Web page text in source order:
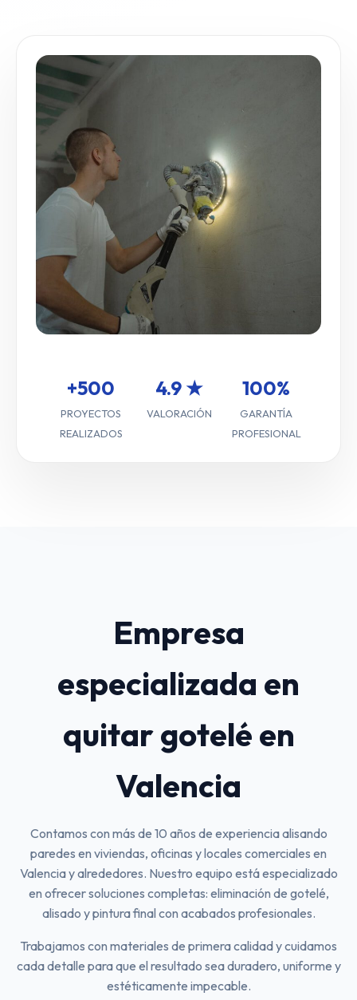
+500
PROYECTOS
REALIZADOS
4.9 ★
VALORACIÓN
100%
GARANTÍA
PROFESIONAL
Empresa
especializada en
quitar gotelé en
Valencia
Contamos con más de 10 años de experiencia alisando
paredes en viviendas, oficinas y locales comerciales en
Valencia y alrededores. Nuestro equipo está especializado
en ofrecer soluciones completas: eliminación de gotelé,
alisado y pintura final con acabados profesionales.
Trabajamos con materiales de primera calidad y cuidamos
cada detalle para que el resultado sea duradero, uniforme y
estéticamente impecable.